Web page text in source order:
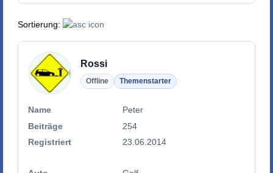
Sortierung:
Rossi
Offline Themenstarter
Name
Peter
Beiträge
254
Registriert
23.06.2014